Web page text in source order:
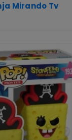
Mirando Tv